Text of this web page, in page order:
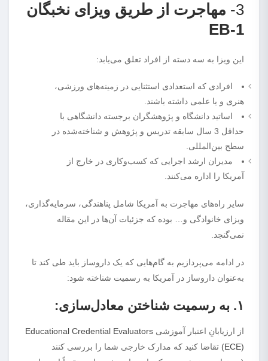
3- مهاجرت از طریق ویزای نخبگان
EB-1
این ویزا به سه دسته از افراد تعلق می‌یابد:
افرادی که استعدادی استثنایی در زمینه‌های ورزشی،
هنری و یا علمی داشته باشند.
اساتید دانشگاه و پژوهشگران برجسته دانشگاهی با
حداقل 3 سال سابقه تدریس و پژوهش و شناخته‌شده در
سطح بین‌المللی.
مدیران ارشد اجرایی که کسب‌و‌کاری در خارج از
آمریکا را اداره می‌کنند.
سایر راه‌های مهاجرت به آمریکا شامل پناهندگی، سرمایه‌گذاری،
ویزای خانوادگی و… بوده که جزئیات آن‌ها در این مقاله
نمی‌گنجد.
در ادامه می‌پردازیم به گام‌هایی که یک داروساز باید طی کند تا
به‌عنوان داروساز در آمریکا به رسمیت شناخته شود:
۱. به رسمیت شناختن معادل‌سازی:
از ارزیابانِ اعتبار آموزشی Educational Credential Evaluators
(ECE) تقاضا کنید که مدارک خارجی شما را بررسی کنند